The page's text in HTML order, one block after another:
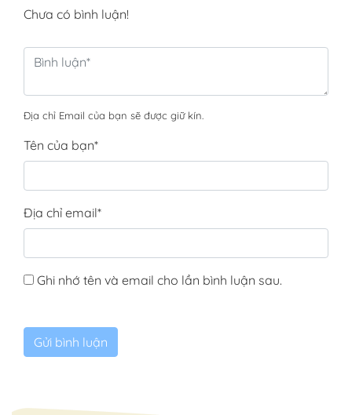
Chưa có bình luận!
Địa chỉ Email của bạn sẽ được giữ kín.
Tên của bạn*
Địa chỉ email*
Ghi nhớ tên và email cho lần bình luận sau.